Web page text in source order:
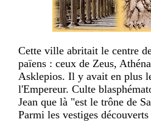
Cette ville abritait le centre
païens : ceux de Zeus,
Asklepios. Il y avait en plus
l'Empereur. Culte
Jean que là "est le trône de
Parmi les vestiges